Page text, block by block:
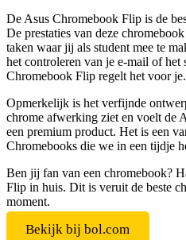
De Asus Chromebook Flip is de
De prestaties van deze
taken waar jij als student mee te
het controleren van je e-mail of het
Chromebook Flip regelt het voor je.
Opmerkelijk is het verfijnde
chrome afwerking ziet en voelt de
een premium product. Het is een
Chromebooks die we in een tijdje
Ben jij fan van een chromebook?
Flip in huis. Dit is veruit de beste
moment.
Bekijk bij bol.com